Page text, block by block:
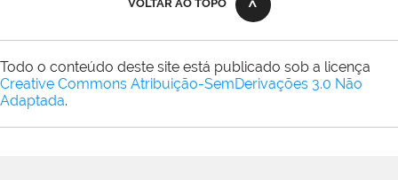
VOLTAR AO TOPO
Todo o conteúdo deste site está publicado sob a licença
Creative Commons Atribuição-SemDerivações 3.0 Não
Adaptada.